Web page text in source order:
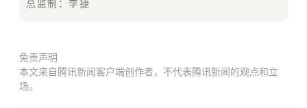
总监制： 李捷
免责声明
本文来自腾讯新闻客户端创作者，不代表腾讯新闻的观点和立
场。